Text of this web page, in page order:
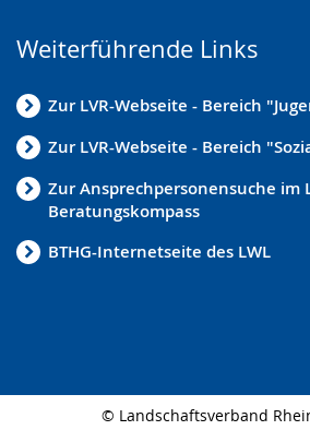
Weiterführende Links
Zur LVR-Webseite - Bereich
Zur LVR-Webseite - Bereich
Zur Ansprechpersonensuche im
Beratungskompass
BTHG-Internetseite des LWL
© Landschaftsverband